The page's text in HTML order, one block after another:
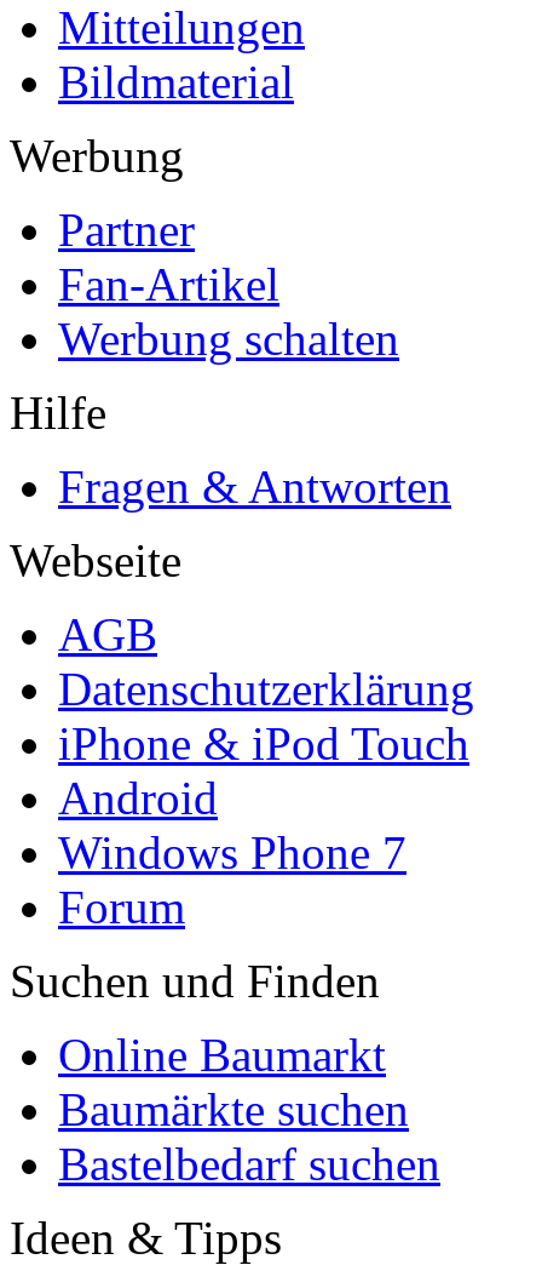
Mitteilungen
Bildmaterial
Werbung
Partner
Fan-Artikel
Werbung schalten
Hilfe
Fragen & Antworten
Webseite
AGB
Datenschutzerklärung
iPhone & iPod Touch
Android
Windows Phone 7
Forum
Suchen und Finden
Online Baumarkt
Baumärkte suchen
Bastelbedarf suchen
Ideen & Tipps